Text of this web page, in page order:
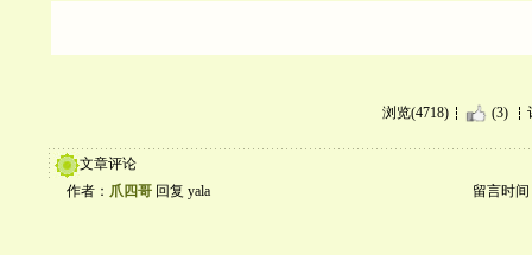
浏览(4718) (3)
文章评论
作者： 爪四哥 回复 yala 留言时间